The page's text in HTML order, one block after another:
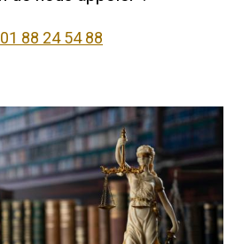
01 88 24 54 88